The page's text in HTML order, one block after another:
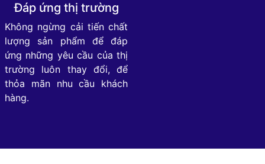
Đáp ứng thị trường
Không ngừng cải tiến chất
lượng sản phẩm để đáp
ứng những yêu cầu của thị
trường luôn thay đổi, để
thỏa mãn nhu cầu khách
hàng.